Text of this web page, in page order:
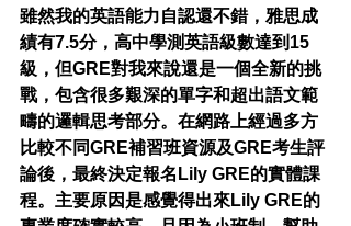
雖然我的英語能力自認還不錯，雅思成
績有7.5分，高中學測英語級數達到15
級，但GRE對我來說還是一個全新的挑
戰，包含很多艱深的單字和超出語文範
疇的邏輯思考部分。在網路上經過多方
比較不同GRE補習班資源及GRE考生評
論後，最終決定報名Lily GRE的實體課
程。主要原因是感覺得出來Lily GRE的